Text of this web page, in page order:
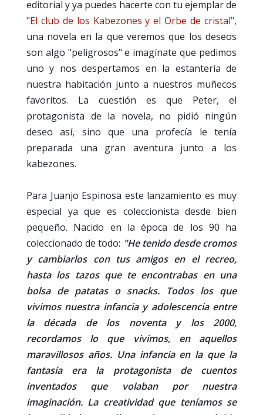
editorial y ya puedes hacerte con tu ejemplar de
"El club de los Kabezones y el Orbe de cristal",
una novela en la que veremos que los deseos
son algo "peligrosos" e imagínate que pedimos
uno y nos despertamos en la estantería de
nuestra habitación junto a nuestros muñecos
favoritos. La cuestión es que Peter, el
protagonista de la novela, no pidió ningún
deseo así, sino que una profecía le tenía
preparada una gran aventura junto a los
kabezones.
Para Juanjo Espinosa este lanzamiento es muy
especial ya que es coleccionista desde bien
pequeño. Nacido en la época de los 90 ha
coleccionado de todo: "He tenido desde cromos
y cambiarlos con tus amigos en el recreo,
hasta los tazos que te encontrabas en una
bolsa de patatas o snacks. Todos los que
vivimos nuestra infancia y adolescencia entre
la década de los noventa y los 2000,
recordamos lo que vivimos, en aquellos
maravillosos años. Una infancia en la que la
fantasía era la protagonista de cuentos
inventados que volaban por nuestra
imaginación. La creatividad que teníamos se